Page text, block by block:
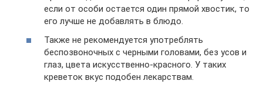
если от особи остается один прямой хвостик, то
его лучше не добавлять в блюдо.
Также не рекомендуется употреблять
беспозвоночных с черными головами, без усов и
глаз, цвета искусственно-красного. У таких
креветок вкус подобен лекарствам.